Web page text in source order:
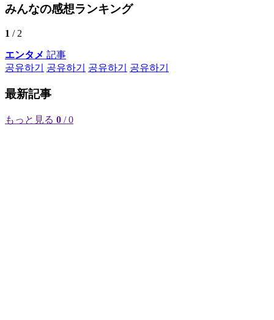
みんなの感想ランキング
1 / 2
エンタメ 記事
공유하기
공유하기 공유하기 공유하기
最新記事
もっと見る 0 / 0